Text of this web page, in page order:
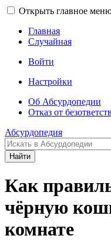
Открыть главное
Главная
Случайная
Войти
Настройки
Об Абсурдопедии
Отказ от
Абсурдопедия
Найти
Как
чёрную
комнате